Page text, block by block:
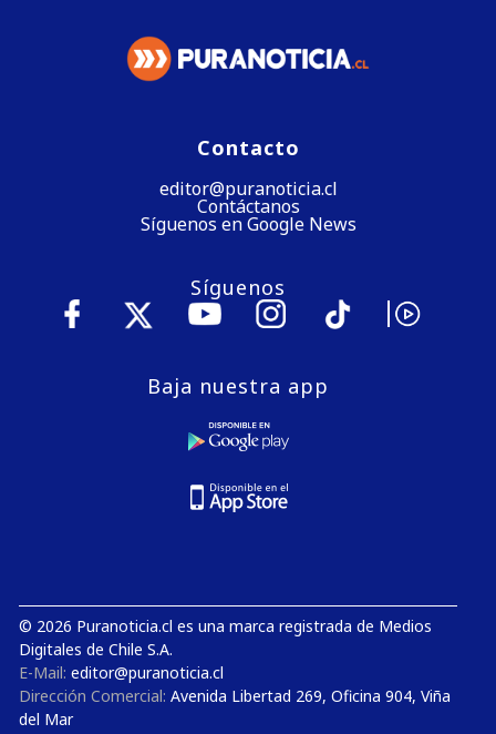
Contacto
editor@puranoticia.cl
Contáctanos
Síguenos en Google News
Síguenos
Baja nuestra app
© 2026 Puranoticia.cl es una marca registrada de Medios
Digitales de Chile S.A.
E-Mail: editor@puranoticia.cl
Dirección Comercial: Avenida Libertad 269, Oficina 904, Viña
del Mar